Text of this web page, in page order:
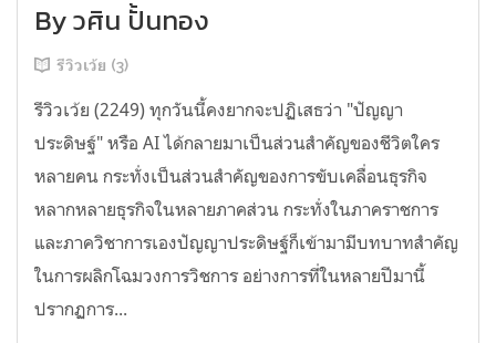
By วศิน ปั้นทอง
รีวิวเว้ย (3)
รีวิวเว้ย (2249) ทุกวันนี้คงยากจะปฏิเสธว่า "ปัญญา
ประดิษฐ์" หรือ AI ได้กลายมาเป็นส่วนสำคัญของชีวิตใคร
หลายคน กระทั่งเป็นส่วนสำคัญของการขับเคลื่อนธุรกิจ
หลากหลายธุรกิจในหลายภาคส่วน กระทั่งในภาคราชการ
และภาควิชาการเองปัญญาประดิษฐ์ก็เข้ามามีบทบาทสำคัญ
ในการผลิกโฉมวงการวิชการ อย่างการที่ในหลายปีมานี้
ปรากฏการ...